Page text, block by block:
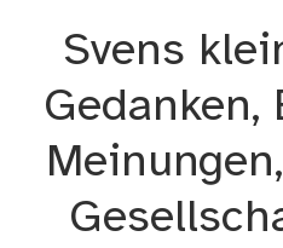
Svens
Gedanken,